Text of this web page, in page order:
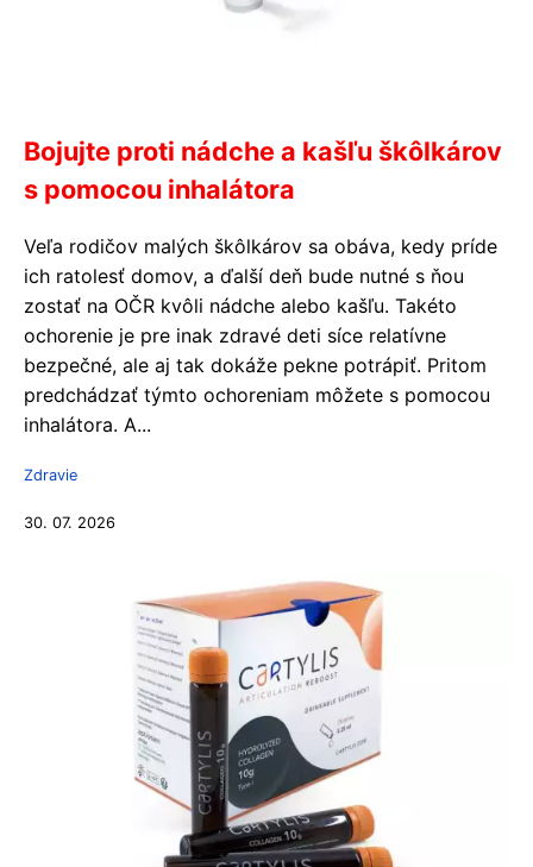
Bojujte proti nádche a kašľu škôlkárov
s pomocou inhalátora
Veľa rodičov malých škôlkárov sa obáva, kedy príde
ich ratolesť domov, a ďalší deň bude nutné s ňou
zostať na OČR kvôli nádche alebo kašľu. Takéto
ochorenie je pre inak zdravé deti síce relatívne
bezpečné, ale aj tak dokáže pekne potrápiť. Pritom
predchádzať týmto ochoreniam môžete s pomocou
inhalátora. A...
Zdravie
30. 07. 2026